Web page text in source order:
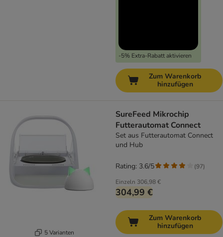
-5% Extra-Rabatt aktivieren
Zum Warenkorb
hinzufügen
5 Varianten
SureFeed Mikrochip
Futterautomat Connect
Set aus Futterautomat Connect
und Hub
Einzeln 306,98 €
304,99 €
Rating: 3.6/5 (97)
Zum Warenkorb
hinzufügen